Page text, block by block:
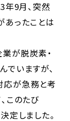
年9月、突然
あったことは
が脱炭素・
でいますが、
応が急務と考
このたび
定しました。